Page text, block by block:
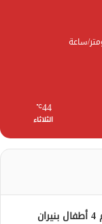
44
℃
الثلاثاء
إصابة 9 فلسطينيين بينهم 4 أطفال بنيران